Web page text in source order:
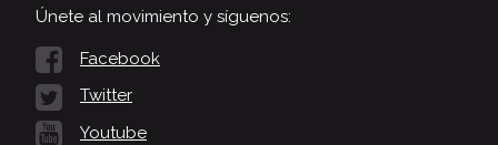
Únete al movimiento y síguenos:
Facebook
Twitter
Youtube